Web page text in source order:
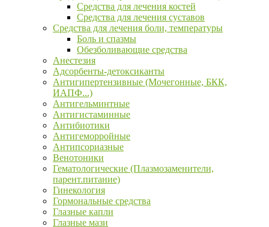
Средства для лечения костей
Средства для лечения суставов
Средства для лечения боли, температуры
Боль и спазмы
Обезболивающие средства
Анестезия
Адсорбенты-детоксиканты
Антигипертензивные (Мочегонные, БКК,
ИАПФ...)
Антигельминтные
Антигистаминные
Антибиотики
Антигеморройные
Антипсориазные
Венотоники
Гематологические (Плазмозаменители,
парент.питание)
Гинекология
Гормональные средства
Глазные капли
Глазные мази